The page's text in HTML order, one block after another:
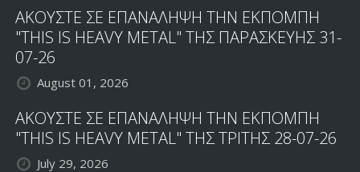
ΑΚΟΥΣΤΕ ΣΕ ΕΠΑΝΑΛΗΨΗ ΤΗΝ ΕΚΠΟΜΠΗ
"THIS IS HEAVY METAL" ΤΗΣ ΠΑΡΑΣΚΕΥΗΣ 31-
07-26
August 01, 2026
ΑΚΟΥΣΤΕ ΣΕ ΕΠΑΝΑΛΗΨΗ ΤΗΝ ΕΚΠΟΜΠΗ
"THIS IS HEAVY METAL" ΤΗΣ ΤΡΙΤΗΣ 28-07-26
July 29, 2026